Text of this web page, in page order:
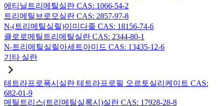
에티닐트리메틸실란 CAS: 1066-54-2
트리메틸브로모실란 CAS: 2857-97-8
N-(트리메틸실릴)이미다졸 CAS: 18156-74-6
클로로메틸트리메틸실란 CAS: 2344-80-1
N-트리메틸실릴아세트아미드 CAS: 13435-12-6
기타 실란
테트라프로폭시실란 테트라프로필 오르토실리케이트 CAS:
682-01-9
메틸트리스(트리메틸실록시)실란 CAS: 17928-28-8